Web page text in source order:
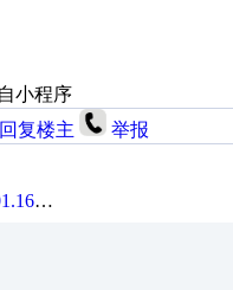
小程序
回复楼主 举报